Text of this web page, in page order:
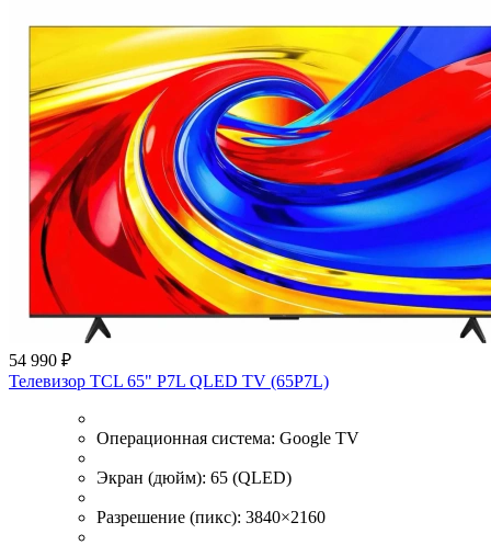
54 990 ₽
Телевизор TCL 65" P7L QLED TV (65P7L)
Операционная система: Google TV
Экран (дюйм): 65 (QLED)
Разрешение (пикс): 3840×2160